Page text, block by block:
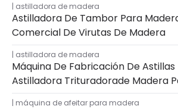
astilladora de madera
Astilladora De Tambor Para
Comercial De Virutas De Madera
astilladora de madera
Máquina De Fabricación De
Astilladora Trituradorade Madera
máquina de afeitar para madera